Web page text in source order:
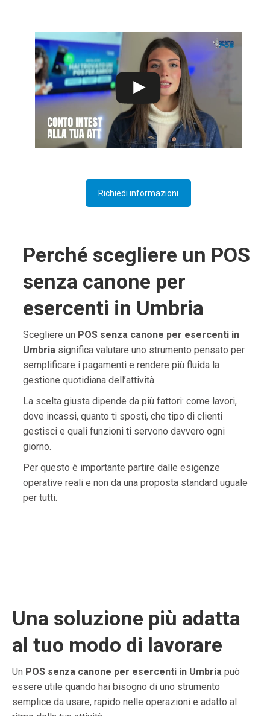
Richiedi informazioni
Perché scegliere un POS
senza canone per
esercenti in Umbria
Scegliere un POS senza canone per esercenti in
Umbriasignifica valutare uno strumento pensato per
semplificare i pagamenti e rendere più fluida la
gestione quotidiana dell’attività.
La scelta giusta dipende da più fattori: come lavori,
dove incassi, quanto ti sposti, che tipo di clienti
gestisci e quali funzioni ti servono davvero ogni
giorno.
Per questo è importante partire dalle esigenze
operative reali e non da una proposta standard uguale
per tutti.
Una soluzione più adatta
al tuo modo di lavorare
Un POS senza canone per esercenti in Umbria può
essere utile quando hai bisogno di uno strumento
semplice da usare, rapido nelle operazioni e adatto al